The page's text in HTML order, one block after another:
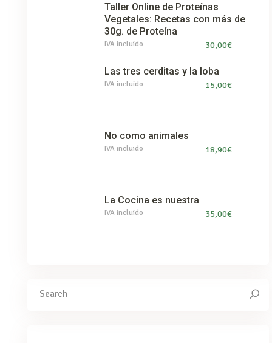
Taller Online de Proteínas
Vegetales: Recetas con más de
30g. de Proteína
30,00€
IVA incluido
Las tres cerditas y la loba
15,00€
IVA incluido
No como animales
18,90€
IVA incluido
La Cocina es nuestra
35,00€
IVA incluido